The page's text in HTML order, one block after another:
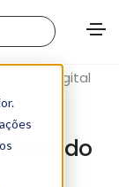
Digital
do